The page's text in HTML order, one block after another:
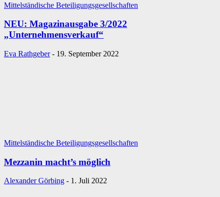
Mittelständische Beteiligungsgesellschaften
NEU: Magazinausgabe 3/2022
„Unternehmensverkauf“
Eva Rathgeber - 19. September 2022
Mittelständische Beteiligungsgesellschaften
Mezzanin macht’s möglich
Alexander Görbing - 1. Juli 2022